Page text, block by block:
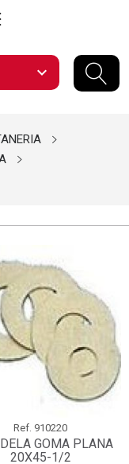
expand_more
Ref. 910220
GOMA PLANA
20X45-1/2